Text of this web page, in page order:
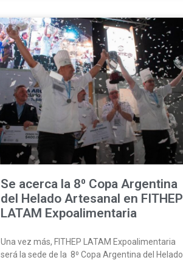
Se acerca la 8⁰ Copa Argentina
del Helado Artesanal en FITHEP
LATAM Expoalimentaria
Una vez más, FITHEP LATAM Expoalimentaria
será la sede de la 8⁰ Copa Argentina del Helado